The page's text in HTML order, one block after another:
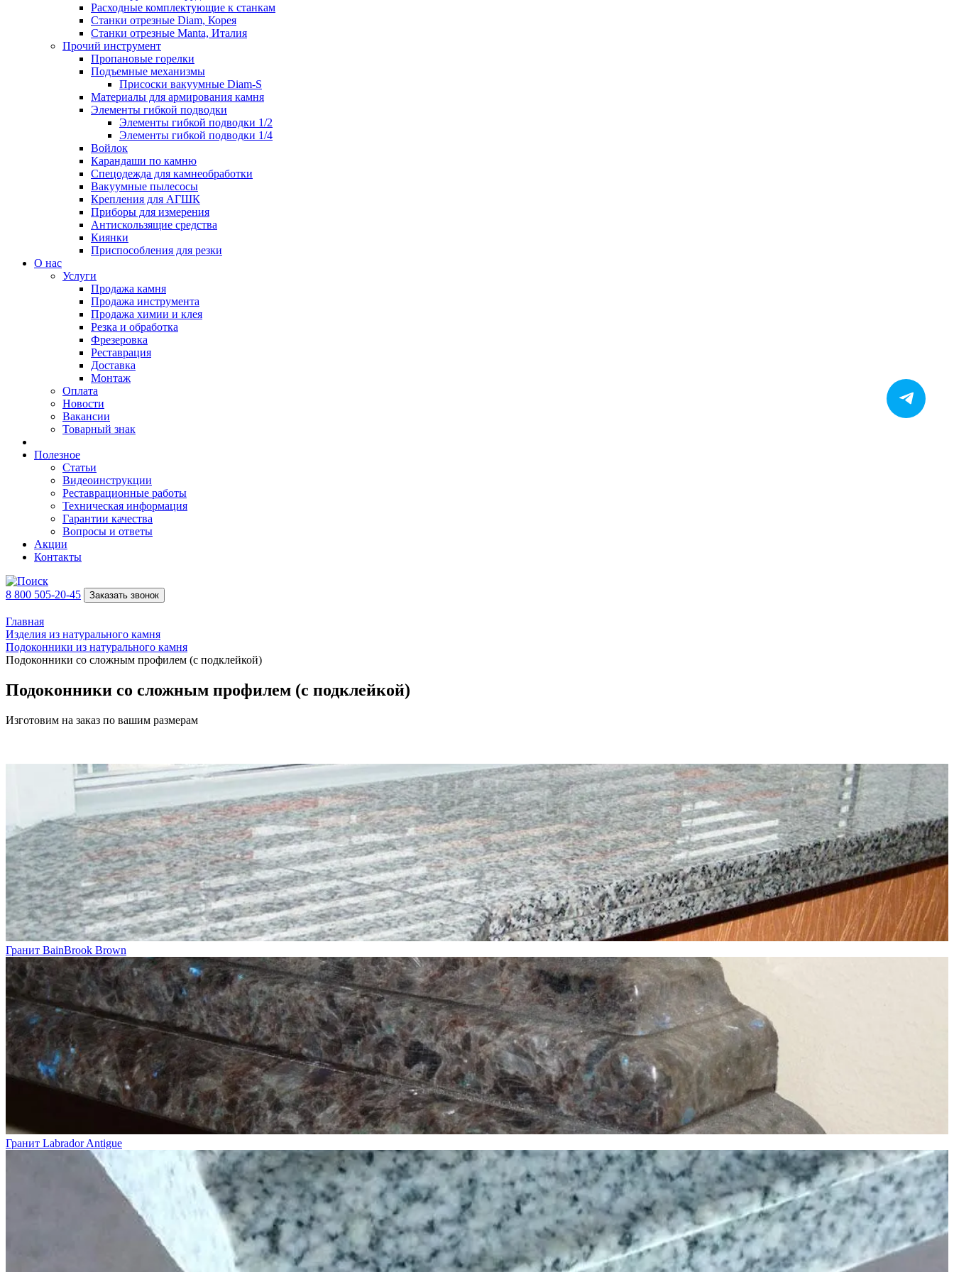
Расходные комплектующие к станкам
Станки отрезные Diam, Корея
Станки отрезные Manta, Италия
Прочий инструмент
Пропановые горелки
Подъeмные механизмы
Присоски вакуумные Diam-S
Материалы для армирования камня
Элементы гибкой подводки
Элементы гибкой подводки 1/2
Элементы гибкой подводки 1/4
Войлок
Карандаши по камню
Спецодежда для камнеобработки
Вакуумные пылесосы
Крепления для АГШК
Приборы для измерения
Антискользящие средства
Киянки
Приспособления для резки
О нас
Услуги
Продажа камня
Продажа инструмента
Продажа химии и клея
Резка и обработка
Фрезеровка
Реставрация
Доставка
Монтаж
Оплата
Новости
Вакансии
Товарный знак
Полезное
Статьи
Видеоинструкции
Реставрационные работы
Техническая информация
Гарантии качества
Вопросы и ответы
Акции
Контакты
8 800 505-20-45 Заказать звонок
Главная
Изделия из натурального камня
Подоконники из натурального камня
Подоконники со сложным профилем (с подклейкой)
Подоконники со сложным профилем (с подклейкой)
Изготовим на заказ по вашим размерам
Гранит BainBrook Brown
Гранит Labrador Antigue